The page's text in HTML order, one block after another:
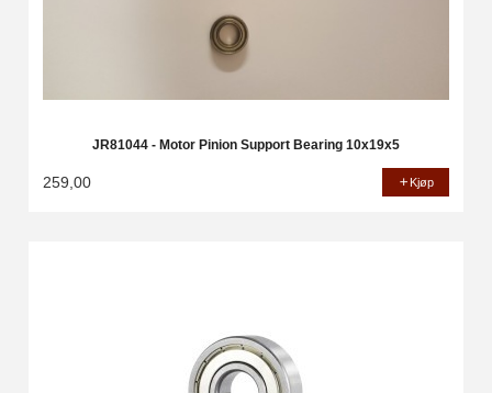
JR81044 - Motor Pinion Support Bearing 10x19x5
259,00 Kjøp